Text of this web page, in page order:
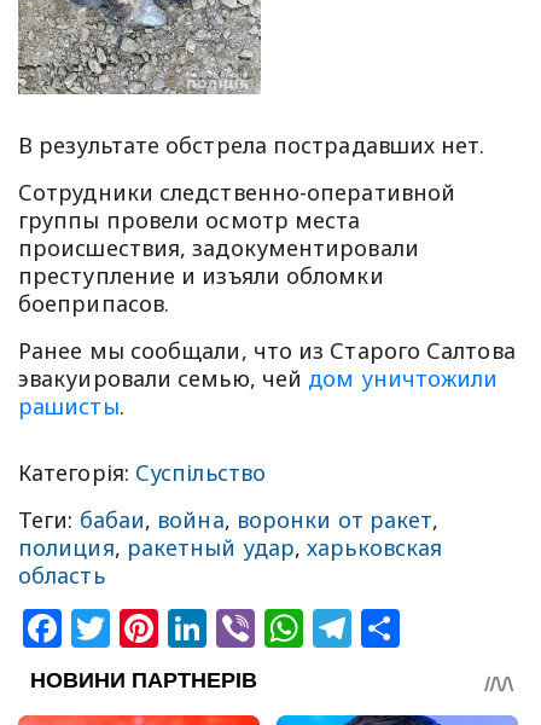
В результате обстрела пострадавших нет.
Сотрудники следственно-оперативной
группы провели осмотр места
происшествия, задокументировали
преступление и изъяли обломки
боеприпасов.
Ранее мы сообщали, что из Старого Салтова
эвакуировали семью, чей дом уничтожили
рашисты.
Категорія: Суспільство
Теги: бабаи, война, воронки от ракет,
полиция, ракетный удар,харьковская
область
Facebook
Twitter
Pinterest
LinkedIn
ViberWhatsApp
Telegram